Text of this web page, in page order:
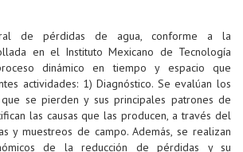
de pérdidas de agua, conforme a la
en el Instituto Mexicano de Tecnología
dinámico en tiempo y espacio que
actividades: 1) Diagnóstico. Se evalúan los
se pierden y sus principales patrones de
las causas que las producen, a través del
y muestreos de campo. Además, se realizan
de la reducción de pérdidas y su